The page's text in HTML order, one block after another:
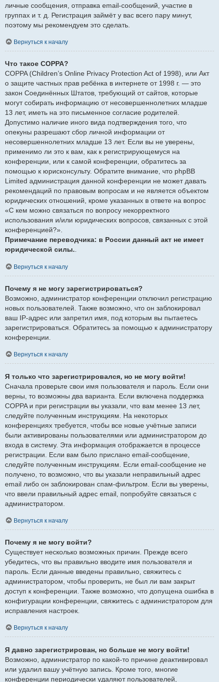
личные сообщения, отправка email-сообщений, участие в
группах и т. д. Регистрация займёт у вас всего пару минут,
поэтому мы рекомендуем это сделать.
Вернуться к началу
Что такое COPPA?
COPPA (Children’s Online Privacy Protection Act of 1998), или Акт
о защите частных прав ребёнка в интернете от 1998 г. — это
закон Соединённых Штатов, требующий от сайтов, которые
могут собирать информацию от несовершеннолетних младше
13 лет, иметь на это письменное согласие родителей.
Допустимо наличие иного вида подтверждения того, что
опекуны разрешают сбор личной информации от
несовершеннолетних младше 13 лет. Если вы не уверены,
применимо ли это к вам, как к регистрирующемуся на
конференции, или к самой конференции, обратитесь за
помощью к юрисконсульту. Обратите внимание, что phpBB
Limited администрация данной конференции не может давать
рекомендаций по правовым вопросам и не является объектом
юридических отношений, кроме указанных в ответе на вопрос
«С кем можно связаться по вопросу некорректного
использования и/или юридических вопросов, связанных с этой
конференцией?».
Примечание переводчика: в России данный акт не имеет
юридической силы..
Вернуться к началу
Почему я не могу зарегистрироваться?
Возможно, администратор конференции отключил регистрацию
новых пользователей. Также возможно, что он заблокировал
ваш IP-адрес или запретил имя, под которым вы пытаетесь
зарегистрироваться. Обратитесь за помощью к администратору
конференции.
Вернуться к началу
Я только что зарегистрировался, но не могу войти!
Сначала проверьте свои имя пользователя и пароль. Если они
верны, то возможны два варианта. Если включена поддержка
COPPA и при регистрации вы указали, что вам менее 13 лет,
следуйте полученным инструкциям. На некоторых
конференциях требуется, чтобы все новые учётные записи
были активированы пользователями или администратором до
входа в систему. Эта информация отображается в процессе
регистрации. Если вам было прислано email-сообщение,
следуйте полученным инструкциям. Если email-сообщение не
получено, то возможно, что вы указали неправильный адрес
email либо он заблокирован спам-фильтром. Если вы уверены,
что ввели правильный адрес email, попробуйте связаться с
администратором.
Вернуться к началу
Почему я не могу войти?
Существует несколько возможных причин. Прежде всего
убедитесь, что вы правильно вводите имя пользователя и
пароль. Если данные введены правильно, свяжитесь с
администратором, чтобы проверить, не был ли вам закрыт
доступ к конференции. Также возможно, что допущена ошибка в
конфигурации конференции, свяжитесь с администратором для
исправления настроек.
Вернуться к началу
Я давно зарегистрирован, но больше не могу войти!
Возможно, администратор по какой-то причине деактивировал
или удалил вашу учётную запись. Кроме того, многие
конференции периодически удаляют пользователей,